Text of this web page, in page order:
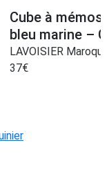
Cube à mémos
bleu marine –
LAVOISIER
37€